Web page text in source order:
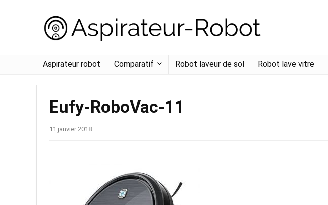
Aspirateur robot Comparatif Robot laveur de sol Robot lave vitre
Eufy-RoboVac-11
11 janvier 2018